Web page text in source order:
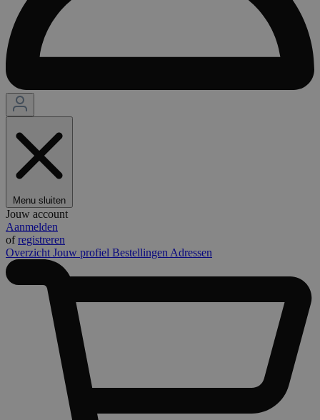
Menu sluiten
Jouw account
Aanmelden
ofregistreren
Overzicht Jouw profiel Bestellingen Adressen